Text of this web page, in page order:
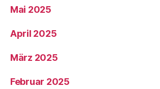
Mai 2025
April 2025
März 2025
Februar 2025